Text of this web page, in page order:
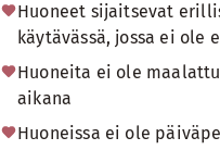
Huoneet sijaitsevat
käytävässä, jossa ei ole
Huoneita ei ole
aikana
Huoneissa ei ole